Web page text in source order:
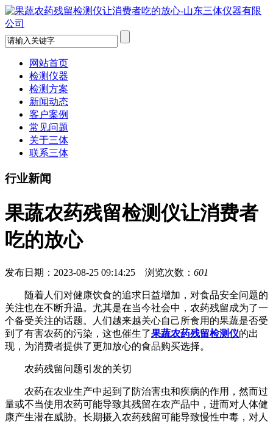
网站首页
检测仪器
检测方案
新闻动态
客户案例
常见问题
关于三体
联系三体
行业新闻
果蔬农药残留检测仪让消费者
吃的放心
发布日期：2023-08-25 09:14:25 浏览次数： 601
随着人们对健康饮食的追求日益增加，对食品安全问题的
关注也在不断升温。尤其是在当今社会中，农药残留成为了一
个备受关注的话题。人们越来越关心自己所食用的果蔬是否受
到了有害农药的污染，这也催生了果蔬农药残留检测仪的出
现，为消费者提供了更加放心的食品购买选择。
农药残留问题引发的关切
农药在农业生产中起到了防治害虫和疾病的作用，然而过
量或不当使用农药可能导致其残留在农产品中，进而对人体健
康产生潜在威胁。长期摄入农药残留可能导致慢性中毒，对人